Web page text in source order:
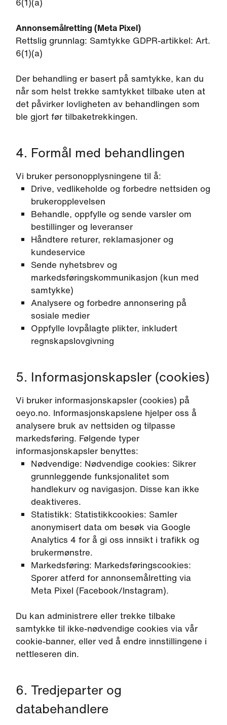
Annonsemålretting (Meta Pixel)
Rettslig grunnlag: Samtykke GDPR-artikkel: Art.
6(1)(a)
Der behandling er basert på samtykke, kan du
når som helst trekke samtykket tilbake uten at
det påvirker lovligheten av behandlingen som
ble gjort før tilbaketrekkingen.
4. Formål med behandlingen
Vi bruker personopplysningene til å:
Drive, vedlikeholde og forbedre nettsiden og
brukeropplevelsen
Behandle, oppfylle og sende varsler om
bestillinger og leveranser
Håndtere returer, reklamasjoner og
kundeservice
Sende nyhetsbrev og
markedsføringskommunikasjon (kun med
samtykke)
Analysere og forbedre annonsering på
sosiale medier
Oppfylle lovpålagte plikter, inkludert
regnskapslovgivning
5. Informasjonskapsler (cookies)
Vi bruker informasjonskapsler (cookies) på
oeyo.no. Informasjonskapslene hjelper oss å
analysere bruk av nettsiden og tilpasse
markedsføring. Følgende typer
informasjonskapsler benyttes:
Nødvendige: Nødvendige cookies: Sikrer
grunnleggende funksjonalitet som
handlekurv og navigasjon. Disse kan ikke
deaktiveres.
Statistikk: Statistikkcookies: Samler
anonymisert data om besøk via Google
Analytics 4 for å gi oss innsikt i trafikk og
brukermønstre.
Markedsføring: Markedsføringscookies:
Sporer atferd for annonsemålretting via
Meta Pixel (Facebook/Instagram).
Du kan administrere eller trekke tilbake
samtykke til ikke-nødvendige cookies via vår
cookie-banner, eller ved å endre innstillingene i
nettleseren din.
6. Tredjeparter og
databehandlere